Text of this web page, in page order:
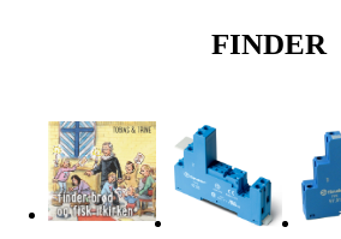
FINDER